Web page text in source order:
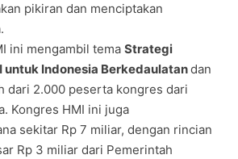
pikiran dan menciptakan
ini mengambil tema Strategi
untuk Indonesia Berkedaulatandan
dari 2.000 peserta kongres dari
Kongres HMI ini juga
sekitar Rp 7 miliar, dengan rincian
Rp 3 miliar dari Pemerintah